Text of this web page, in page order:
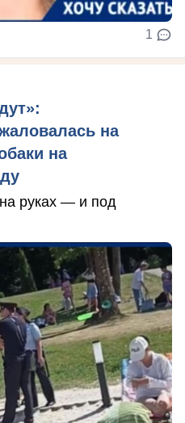
1
на
на
руках — и под